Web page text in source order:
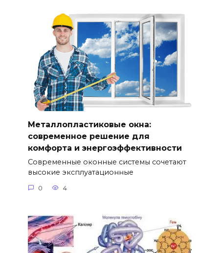
Металлопластиковые окна:
современное решение для
комфорта и энергоэффективности
Современные оконные системы сочетают
высокие эксплуатационные
0 4